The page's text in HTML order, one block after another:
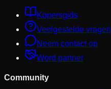
Kopersgids
Veelgestelde vragen
Neem contact op
Word partner
Community